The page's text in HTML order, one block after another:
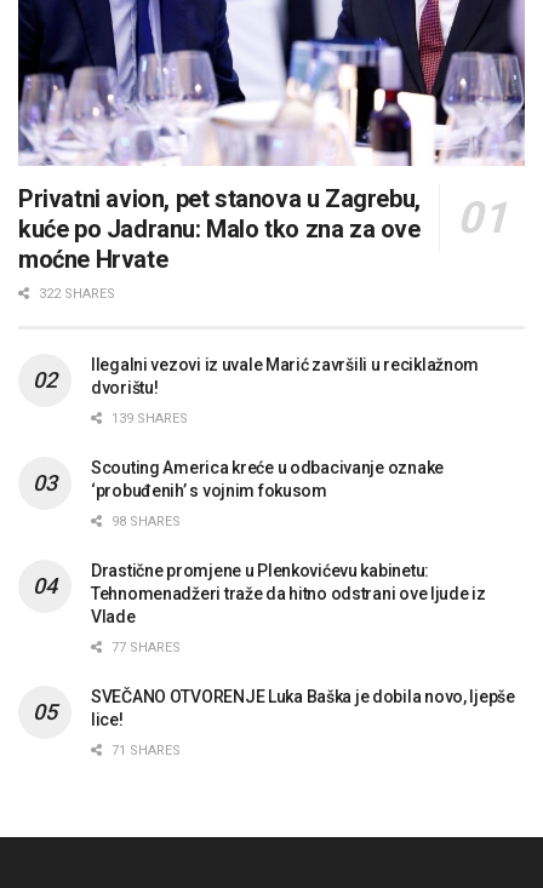
Privatni avion, pet stanova u Zagrebu,
kuće po Jadranu: Malo tko zna za ove
moćne Hrvate
322 SHARES
Ilegalni vezovi iz uvale Marić završili u reciklažnom
dvorištu!
139 SHARES
Scouting America kreće u odbacivanje oznake
‘probuđenih’ s vojnim fokusom
98 SHARES
Drastične promjene u Plenkovićevu kabinetu:
Tehnomenadžeri traže da hitno odstrani ove ljude iz
Vlade
77 SHARES
SVEČANO OTVORENJE Luka Baška je dobila novo, ljepše
lice!
71 SHARES